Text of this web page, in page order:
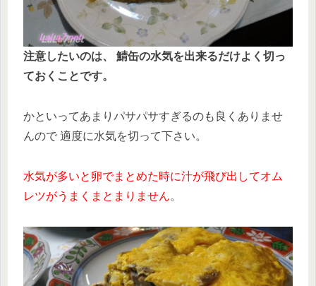
注意したいのは、 鯖缶の水気を出来るだけよく切っ
ておくことです。
かといってあまりパサパサすぎるのも良くありませ
んので 適度に水気を切って下さい。
水気が多いと卵でまとめた時に汁が飛び出してオム
レツがうまくまとまりません。